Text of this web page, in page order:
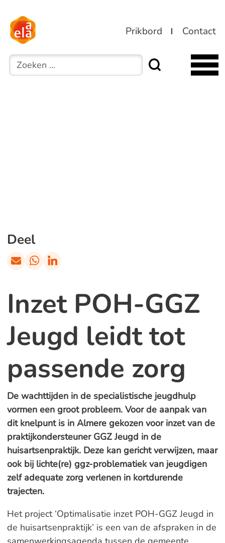
Prikbord Contact
Zoeken
Inzet POH-GGZ
Jeugd leidt tot
passende zorg
De wachttijden in de specialistische jeugdhulp
vormen een groot probleem. Voor de aanpak van
dit knelpunt is in Almere gekozen voor inzet van de
praktijkondersteuner GGZ Jeugd in de
huisartsenpraktijk. Deze kan gericht verwijzen, maar
ook bij lichte(re) ggz-problematiek van jeugdigen
zelf adequate zorg verlenen in kortdurende
trajecten.
Het project ‘Optimalisatie inzet POH-GGZ Jeugd in
de huisartsenpraktijk’ is een van de afspraken in de
Deel